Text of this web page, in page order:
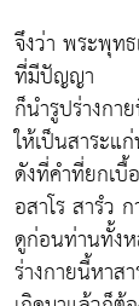
จึงว่า พระพุท
ที่มีปัญญา
ก็นำรูปร่างกา
ให้เป็นสาระแ
ดังที่คำที่ยกเบื้
อสาโร สารํว
ดูก่อนท่านทั้ง
ร่างกายนี้หาส